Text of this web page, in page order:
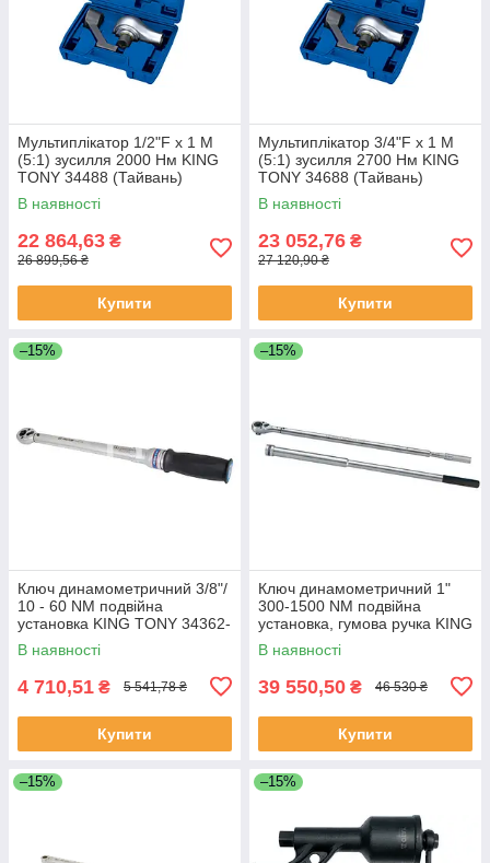
Мультиплікатор 1/2"F x 1 M
(5:1) зусилля 2000 Нм KING
TONY 34488 (Тайвань)
В наявності
22 864,63 ₴
26 899,56 ₴
Купити
Мультиплікатор 3/4"F x 1 M
(5:1) зусилля 2700 Нм KING
TONY 34688 (Тайвань)
В наявності
23 052,76 ₴
27 120,90 ₴
Купити
–15%
Ключ динамометричний 3/8"/
10 - 60 NM подвійна
установка KING TONY 34362-
3DG (Тайвань)
В наявності
4 710,51 ₴ 5 541,78 ₴
Купити
–15%
Ключ динамометричний 1"
300-1500 NM подвійна
установка, гумова ручка KING
TONY 34862-2DG (Тайвань)
В наявності
39 550,50 ₴ 46 530 ₴
Купити
–15% –15%